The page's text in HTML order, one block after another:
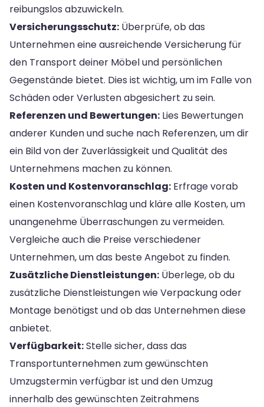
reibungslos abzuwickeln.
Versicherungsschutz: Überprüfe, ob das
Unternehmen eine ausreichende Versicherung für
den Transport deiner Möbel und persönlichen
Gegenstände bietet. Dies ist wichtig, um im Falle von
Schäden oder Verlusten abgesichert zu sein.
Referenzen und Bewertungen: Lies Bewertungen
anderer Kunden und suche nach Referenzen, um dir
ein Bild von der Zuverlässigkeit und Qualität des
Unternehmens machen zu können.
Kosten und Kostenvoranschlag: Erfrage vorab
einen Kostenvoranschlag und kläre alle Kosten, um
unangenehme Überraschungen zu vermeiden.
Vergleiche auch die Preise verschiedener
Unternehmen, um das beste Angebot zu finden.
Zusätzliche Dienstleistungen: Überlege, ob du
zusätzliche Dienstleistungen wie Verpackung oder
Montage benötigst und ob das Unternehmen diese
anbietet.
Verfügbarkeit:Stelle sicher, dass das
Transportunternehmen zum gewünschten
Umzugstermin verfügbar ist und den Umzug
innerhalb des gewünschten Zeitrahmens